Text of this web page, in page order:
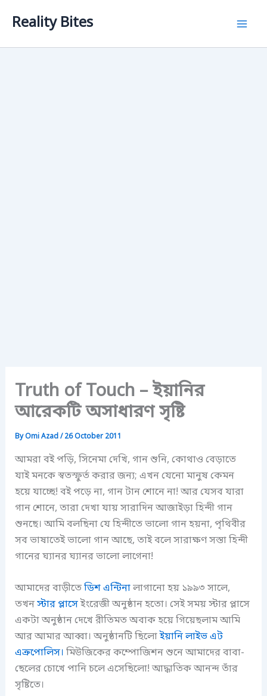
Reality Bites
Truth of Touch – ইয়ানির
আরেকটি অসাধারণ সৃষ্টি
ByOmi Azad/26 October 2011
আমরা বই পড়ি, সিনেমা দেখি, গান শুনি, কোথাও বেড়াতে
যাই মনকে স্বতস্ফুর্ত করার জন্য; এখন যেনো মানুষ কেমন
হয়ে যাচ্ছে! বই পড়ে না, গান টান শোনে না! আর যেসব যারা
গান শোনে, তারা দেখা যায় সারাদিন আজাইড়া হিন্দী গান
শুনছে। আমি বলছিনা যে হিন্দীতে ভালো গান হয়না, পৃথিবীর
সব ভাষাতেই ভালো গান আছে, তাই বলে সারাক্ষণ সস্তা হিন্দী
গানের ঘ্যানর ঘ্যানর ভালো লাগেনা!
আমাদের বাড়ীতেডিশ এন্টিনালাগানো হয় ১৯৯৩ সালে,
তখনস্টার প্লাসেইংরেজী অনুষ্ঠান হতো। সেই সময় স্টার প্লাসে
একটা অনুষ্ঠান দেখে রীতিমত অবাক হয়ে গিয়েছলাম আমি
আর আমার আব্বা। অনুষ্ঠানটি ছিলোইয়ানি লাইভ এট
এক্রপোলিস। মিউজিকের কম্পোজিশন শুনে আমাদের বাবা-
ছেলের চোখে পানি চলে এসেছিলো! আদ্ধাতিক আনন্দ তাঁর
সৃষ্টিতে।